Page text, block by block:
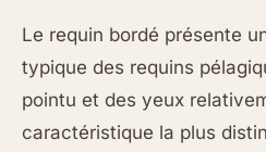
Le requin bordé présente
typique des requins
pointu et des yeux
caractéristique la plus